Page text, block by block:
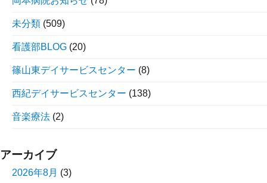
未分類 (509)
看護部BLOG (20)
篠山東デイサービスセンター (8)
西紀デイサービスセンター (138)
音楽療法 (2)
アーカイブ
2026年8月 (3)